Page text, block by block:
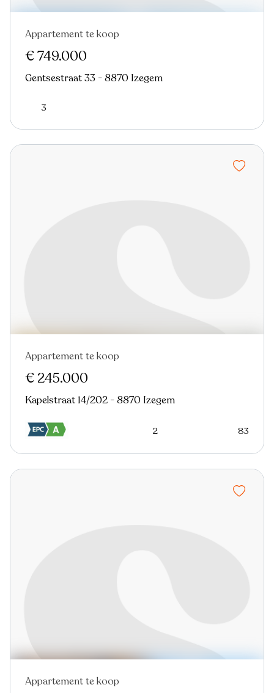
Nieuw
Appartement te koop
€ 749.000
Gentsestraat 33 - 8870 Izegem
3
Appartement te koop
€ 245.000
Kapelstraat 14/202 - 8870 Izegem
2 83
Appartement te koop